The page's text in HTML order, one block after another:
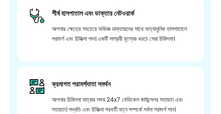
শীর্ষ হাসপাতাল এবং ডাক্তার নেটওয়ার্ক
আপনার ক্ষেত্রে সবচেয়ে অভিজ্ঞ ডাক্তারদের সাথে অত্যাধুনিক হাসপাতালে
পরামর্শ এবং চিকিত্সা পান। একটি সাশ্রয়ী মূল্যের খরচে সেরা চিকিৎসা।
ক্রমাগত পরামর্শদাতা সমর্থন
আপনার চিকিৎসা যাত্রার সময় 24x7 মেডিকেল কাউন্সেলর সহায়তা এবং
সহায়তা। পদ্ধতি এবং চিকিত্সা পরবর্তী যত্ন সম্পর্কে সর্বদা পরামর্শ পান।